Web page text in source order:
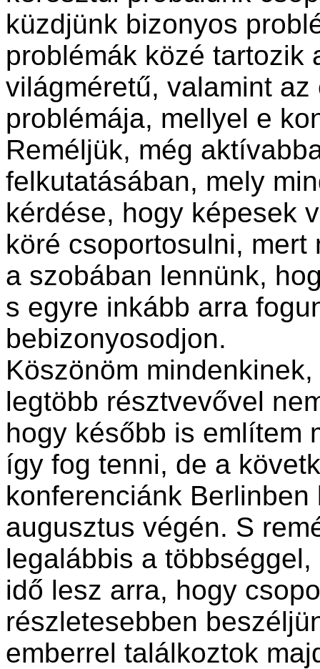
küzdjünk bizonyos
problémák közé tartozik
világméretű, valamint
problémája, mellyel e
Reméljük, még
felkutatásában, mely
kérdése, hogy képesek
köré csoportosulni,
a szobában lennünk,
s egyre inkább arra
bebizonyosodjon.
Köszönöm
legtöbb résztvevővel
hogy később is említem
így fog tenni, de a
konferenciánk
augusztus végén. S
legalábbis a
idő lesz arra, hogy
részletesebben
emberrel találkoztok